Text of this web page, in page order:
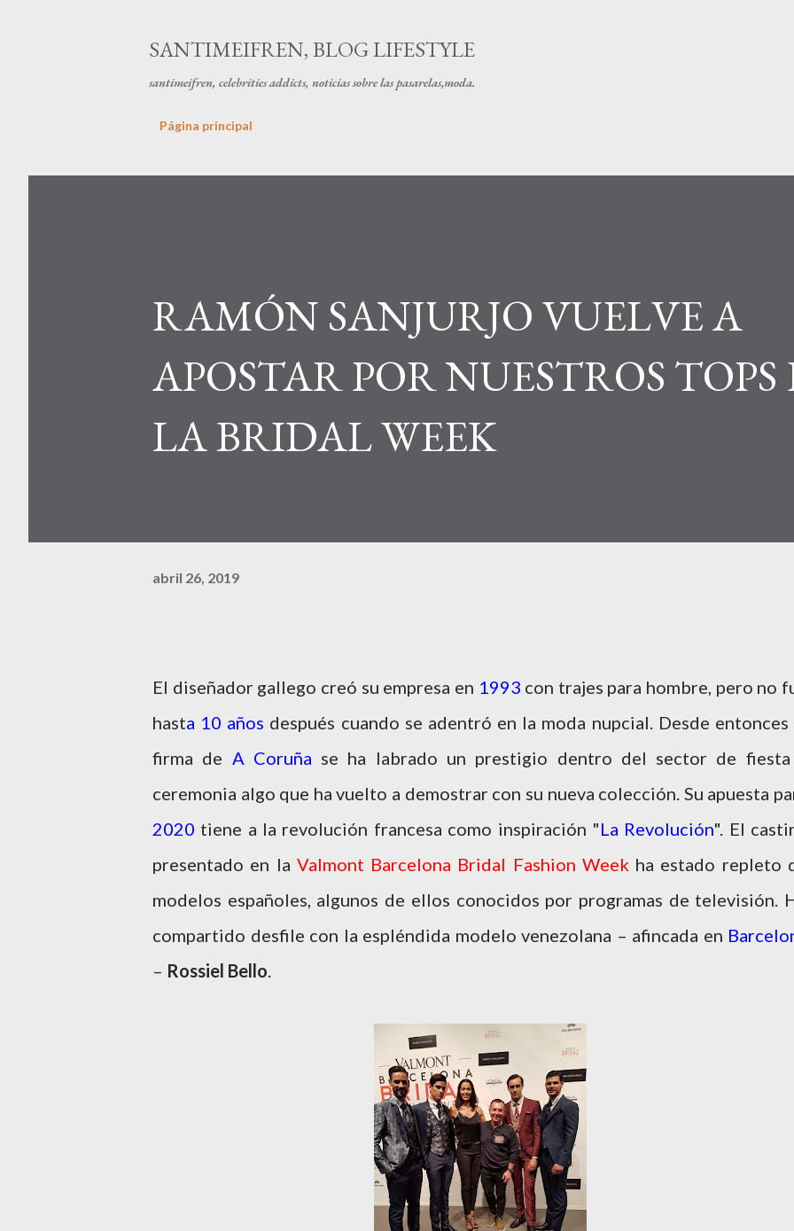
SANTIMEIFREN, BLOG LIFESTYLE
santimeifren, celebrities addicts, noticias sobre las pasarelas,moda.
Página principal
RAMÓN SANJURJO VUELVE A
APOSTAR POR NUESTROS TOPS
LA BRIDAL WEEK
abril 26, 2019
El diseñador gallego creó su empresa en 1993 con trajes para hombre, pero no
hasta 10 años después cuando se adentró en la moda nupcial. Desde entonces
firma de A Coruña se ha labrado un prestigio dentro del sector de
ceremonia algo que ha vuelto a demostrar con su nueva colección. Su apuesta
2020 tiene a la revolución francesa como inspiración "La Revolución". El
presentado en la Valmont Barcelona Bridal Fashion Weekha estado repleto
modelos españoles, algunos de ellos conocidos por programas de televisión.
compartido desfile con la espléndida modelo venezolana – afincada en
– Rossiel Bello.